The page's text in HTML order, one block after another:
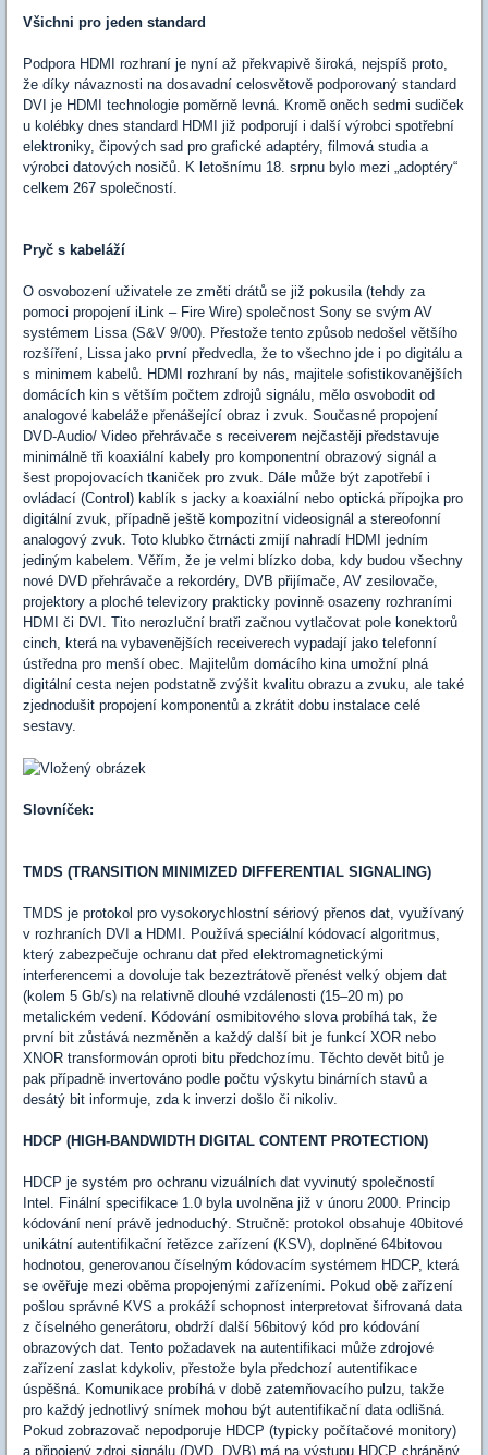
Všichni pro jeden standard
Podpora HDMI rozhraní je nyní až překvapivě široká, nejspíš proto,
že díky návaznosti na dosavadní celosvětově podporovaný standard
DVI je HDMI technologie poměrně levná. Kromě oněch sedmi sudiček
u kolébky dnes standard HDMI již podporují i další výrobci spotřební
elektroniky, čipových sad pro grafické adaptéry, filmová studia a
výrobci datových nosičů. K letošnímu 18. srpnu bylo mezi „adoptéry“
celkem 267 společností.
Pryč s kabeláží
O osvobození uživatele ze změti drátů se již pokusila (tehdy za
pomoci propojení iLink – Fire Wire) společnost Sony se svým AV
systémem Lissa (S&V 9/00). Přestože tento způsob nedošel většího
rozšíření, Lissa jako první předvedla, že to všechno jde i po digitálu a
s minimem kabelů. HDMI rozhraní by nás, majitele sofistikovanějších
domácích kin s větším počtem zdrojů signálu, mělo osvobodit od
analogové kabeláže přenášející obraz i zvuk. Současné propojení
DVD-Audio/ Video přehrávače s receiverem nejčastěji představuje
minimálně tři koaxiální kabely pro komponentní obrazový signál a
šest propojovacích tkaniček pro zvuk. Dále může být zapotřebí i
ovládací (Control) kablík s jacky a koaxiální nebo optická přípojka pro
digitální zvuk, případně ještě kompozitní videosignál a stereofonní
analogový zvuk. Toto klubko čtrnácti zmijí nahradí HDMI jedním
jediným kabelem. Věřím, že je velmi blízko doba, kdy budou všechny
nové DVD přehrávače a rekordéry, DVB přijímače, AV zesilovače,
projektory a ploché televizory prakticky povinně osazeny rozhraními
HDMI či DVI. Tito nerozluční bratři začnou vytlačovat pole konektorů
cinch, která na vybavenějších receiverech vypadají jako telefonní
ústředna pro menší obec. Majitelům domácího kina umožní plná
digitální cesta nejen podstatně zvýšit kvalitu obrazu a zvuku, ale také
zjednodušit propojení komponentů a zkrátit dobu instalace celé
sestavy.
Slovníček:
TMDS (TRANSITION MINIMIZED DIFFERENTIAL SIGNALING)
TMDS je protokol pro vysokorychlostní sériový přenos dat, využívaný
v rozhraních DVI a HDMI. Používá speciální kódovací algoritmus,
který zabezpečuje ochranu dat před elektromagnetickými
interferencemi a dovoluje tak bezeztrátově přenést velký objem dat
(kolem 5 Gb/s) na relativně dlouhé vzdálenosti (15–20 m) po
metalickém vedení. Kódování osmibitového slova probíhá tak, že
první bit zůstává nezměněn a každý další bit je funkcí XOR nebo
XNOR transformován oproti bitu předchozímu. Těchto devět bitů je
pak případně invertováno podle počtu výskytu binárních stavů a
desátý bit informuje, zda k inverzi došlo či nikoliv.
HDCP (HIGH-BANDWIDTH DIGITAL CONTENT PROTECTION)
HDCP je systém pro ochranu vizuálních dat vyvinutý společností
Intel. Finální specifikace 1.0 byla uvolněna již v únoru 2000. Princip
kódování není právě jednoduchý. Stručně: protokol obsahuje 40bitové
unikátní autentifikační řetězce zařízení (KSV), doplněné 64bitovou
hodnotou, generovanou číselným kódovacím systémem HDCP, která
se ověřuje mezi oběma propojenými zařízeními. Pokud obě zařízení
pošlou správné KVS a prokáží schopnost interpretovat šifrovaná data
z číselného generátoru, obdrží další 56bitový kód pro kódování
obrazových dat. Tento požadavek na autentifikaci může zdrojové
zařízení zaslat kdykoliv, přestože byla předchozí autentifikace
úspěšná. Komunikace probíhá v době zatemňovacího pulzu, takže
pro každý jednotlivý snímek mohou být autentifikační data odlišná.
Pokud zobrazovač nepodporuje HDCP (typicky počítačové monitory)
a připojený zdroj signálu (DVD, DVB) má na výstupu HDCP chráněný